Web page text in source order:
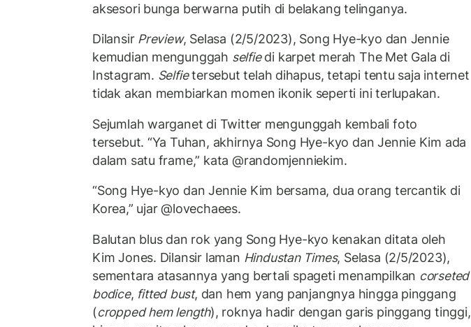
aksesori bunga berwarna putih di belakang telinganya.
Dilansir Preview, Selasa (2/5/2023), Song Hye-kyo dan Jennie
kemudian mengunggah selfiedi karpet merah The Met Gala di
Instagram. Selfietersebut telah dihapus, tetapi tentu saja internet
tidak akan membiarkan momen ikonik seperti ini terlupakan.
Sejumlah warganet di Twitter mengunggah kembali foto
tersebut. “Ya Tuhan, akhirnya Song Hye-kyo dan Jennie Kim ada
dalam satu frame,” kata @randomjenniekim.
“Song Hye-kyo dan Jennie Kim bersama, dua orang tercantik di
Korea,” ujar @lovechaees.
Balutan blus dan rok yang Song Hye-kyo kenakan ditata oleh
Kim Jones. Dilansir laman Hindustan Times, Selasa (2/5/2023),
sementara atasannya yang bertali spageti menampilkan corseted
bodice, fitted bust, dan hem yang panjangnya hingga pinggang
(cropped hem length), roknya hadir dengan garis pinggang tinggi,